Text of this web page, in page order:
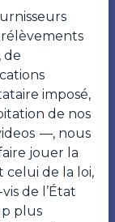
de
imposé,
de nos
—, nous
jouer la
celui de la loi,
de l’État
plus